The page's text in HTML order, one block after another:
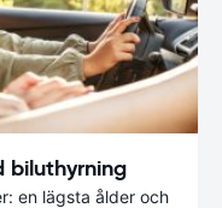
biluthyrning
en lägsta ålder och